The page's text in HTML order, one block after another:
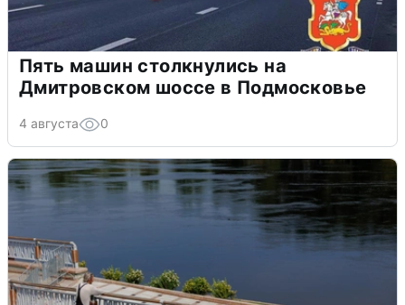
Пять машин столкнулись на
Дмитровском шоссе в Подмосковье
4 августа 0